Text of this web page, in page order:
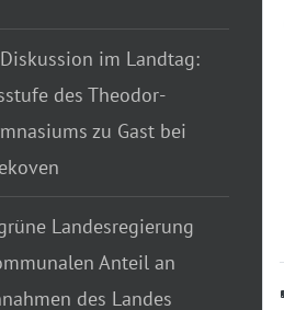
im Landtag:
des Theodor-
zu Gast bei
Landesregierung
Anteil an
des Landes